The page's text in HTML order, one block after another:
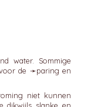
water. Sommige
de ➛paring en
niet kunnen